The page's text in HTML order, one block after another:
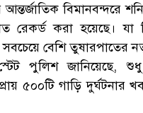
বিমানবন্দরে
রেকর্ড করা হয়েছে। যা
সবচেয়ে বেশি তুষারপাতের
পুলিশ জানিয়েছে,
৫০০টি গাড়ি দুর্ঘটনার